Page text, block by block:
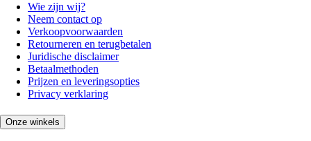
Wie zijn wij?
Neem contact op
Verkoopvoorwaarden
Retourneren en terugbetalen
Juridische disclaimer
Betaalmethoden
Prijzen en leveringsopties
Privacy verklaring
Onze winkels